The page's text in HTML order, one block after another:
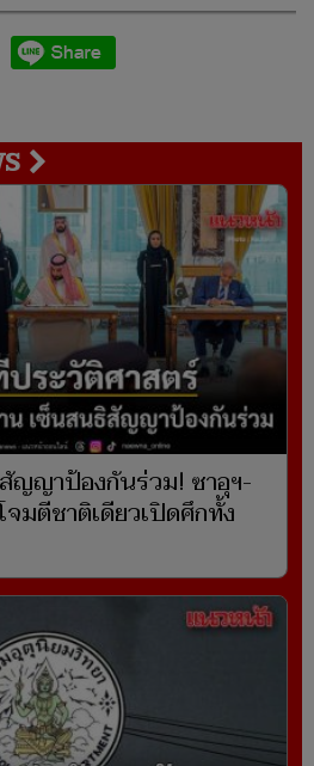
ญญาป้องกันร่วม! ซาอุฯ-
มตีชาติเดียวเปิดศึกทั้ง